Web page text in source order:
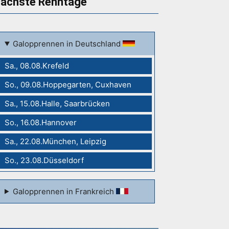
Galopprennen in Deutschland
Sa., 08.08.Krefeld
So., 09.08.Hoppegarten, Cuxhaven
Sa., 15.08.Halle, Saarbrücken
So., 16.08.Hannover
Sa., 22.08.München, Leipzig
So., 23.08.Düsseldorf
Galopprennen in Frankreich